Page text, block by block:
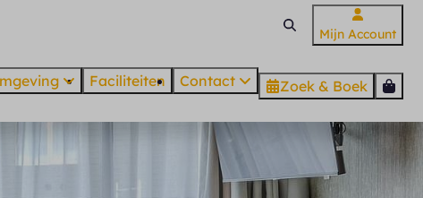
Mijn Account
Faciliteiten Contact Zoek & Boek